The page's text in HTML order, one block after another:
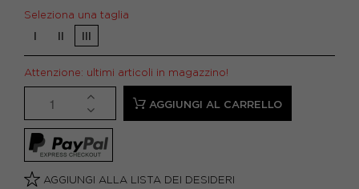
Seleziona una taglia
I II III
Attenzione: ultimi articoli in magazzino!
AGGIUNGI AL CARRELLO
AGGIUNGI ALLA LISTA DEI DESIDERI